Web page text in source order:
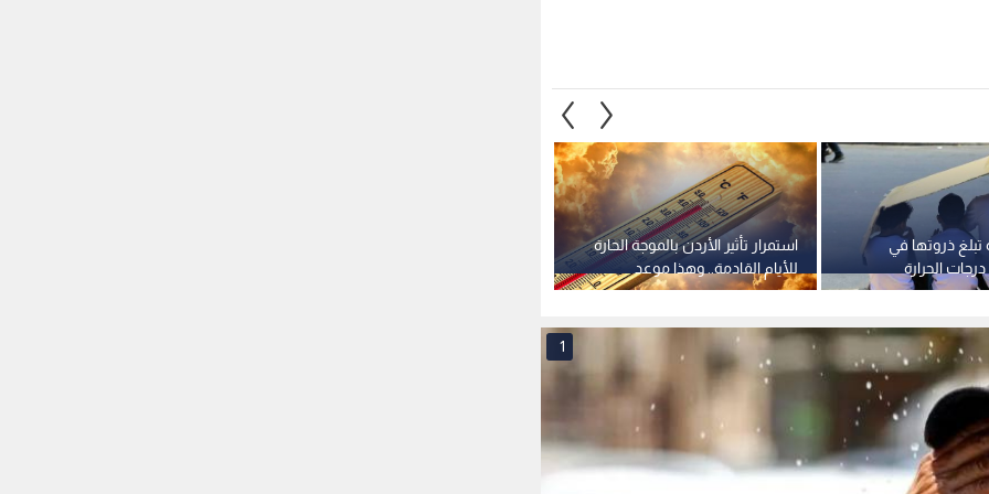
استمرار تأثير الأردن بالموجة الحارة
للأيام القادمة.. وهذا موعد
انحسارها
تبلغ ذروتها في
الحرارة
انحسارها
1